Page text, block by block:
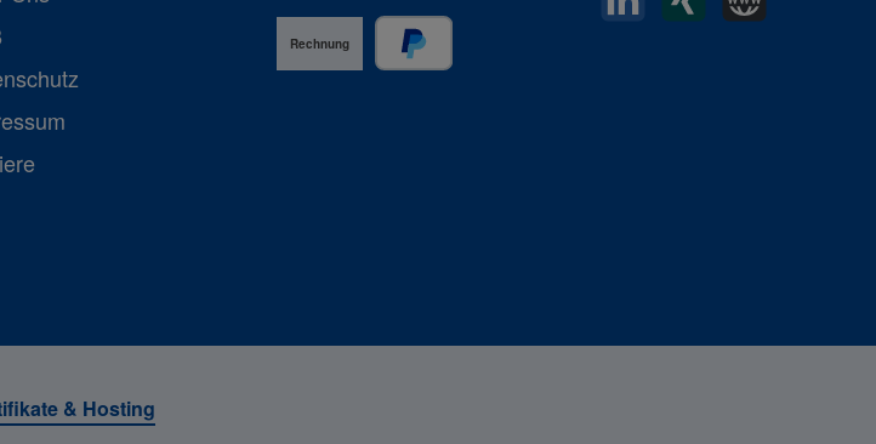
Rechnung
LinkedInXing Horn Website
& Hosting